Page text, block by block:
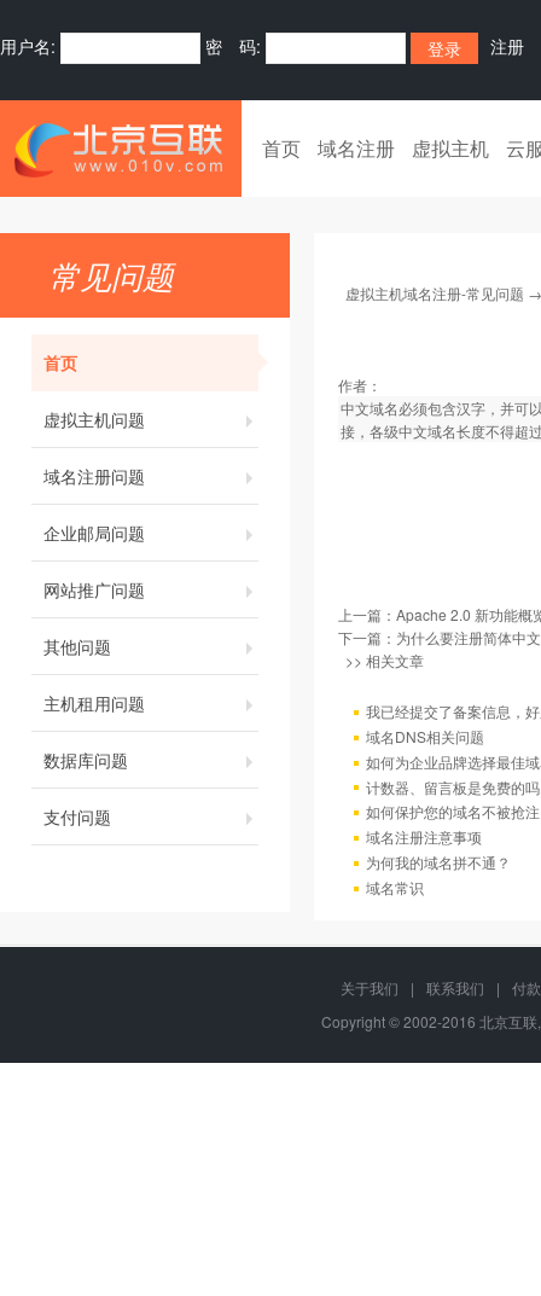
用户名: 密 码: 注册
首页 域名注册 虚拟主机 云
常见问题
首页
虚拟主机问题
域名注册问题
企业邮局问题
网站推广问题
其他问题
主机租用问题
数据库问题
支付问题
虚拟主机域名注册-常见问题
作者：
中文域名必须包含汉字，并可
接，各级中文域名长度不得超
上一篇： Apache 2.0 新功能概
下一篇： 为什么要注册简体中
>> 相关文章
我已经提交了备案信息，
域名DNS相关问题
如何为企业品牌选择最佳
计数器、留言板是免费的
如何保护您的域名不被抢注
域名注册注意事项
为何我的域名拼不通？
域名常识
关于我们 | 联系我们 |
付
Copyright © 2002-2016 北京互